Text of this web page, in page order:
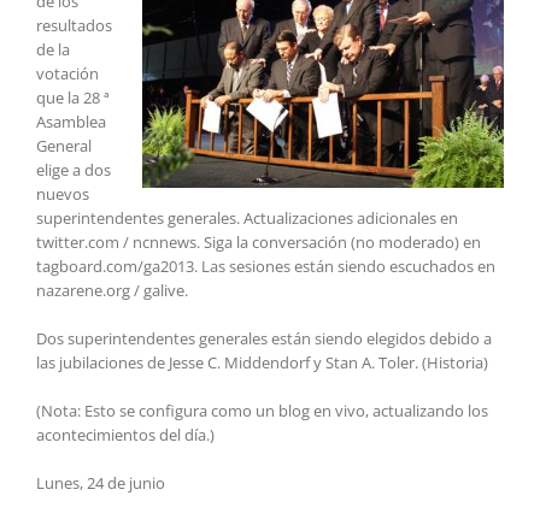
resultados
de la
votación
que la 28 ª
Asamblea
General
elige a dos
nuevos
superintendentes generales. Actualizaciones adicionales en
twitter.com / ncnnews. Siga la conversación (no moderado) en
tagboard.com/ga2013. Las sesiones están siendo escuchados en
nazarene.org / galive.
Dos superintendentes generales están siendo elegidos debido a
las jubilaciones de Jesse C. Middendorf y Stan A. Toler. (Historia)
(Nota: Esto se configura como un blog en vivo, actualizando los
acontecimientos del día.)
Lunes, 24 de junio